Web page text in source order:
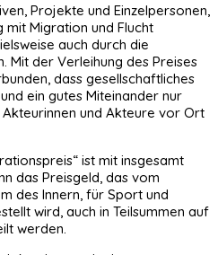
Projekte und Einzelpersonen,
mit Migration und Flucht
auch durch die
Mit der Verleihung des Preises
dass gesellschaftliches
ein gutes Miteinander nur
und Akteure vor Ort
ist mit insgesamt
das Preisgeld, das vom
des Innern, für Sport und
wird, auch in Teilsummen auf
werden.